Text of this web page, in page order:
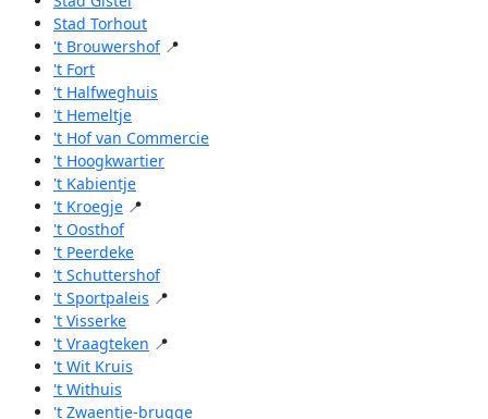
Stad Torhout
't Brouwershof 📍
't Fort
't Halfweghuis
't Hemeltje
't Hof van Commercie
't Hoogkwartier
't Kabientje
't Kroegje 📍
't Oosthof
't Peerdeke
't Schuttershof
't Sportpaleis 📍
't Visserke
't Vraagteken 📍
't Wit Kruis
't Withuis
't Zwaentje-brugge